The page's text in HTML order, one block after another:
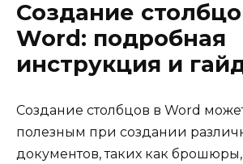
Создание
Word: подробная
инструкция и
Создание столбцов в Word
полезным при создании
документов, таких как брошюры,